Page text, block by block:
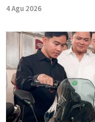
4 Agu 2026